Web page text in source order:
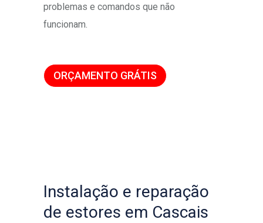
problemas e comandos que não
funcionam.
ORÇAMENTO GRÁTIS
Instalação e reparação
de estores em Cascais